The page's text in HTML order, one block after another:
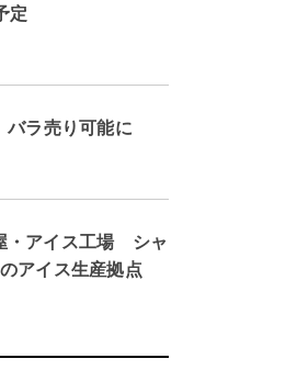
定
バラ売り可能に
・アイス工場 シャ
アイス生産拠点